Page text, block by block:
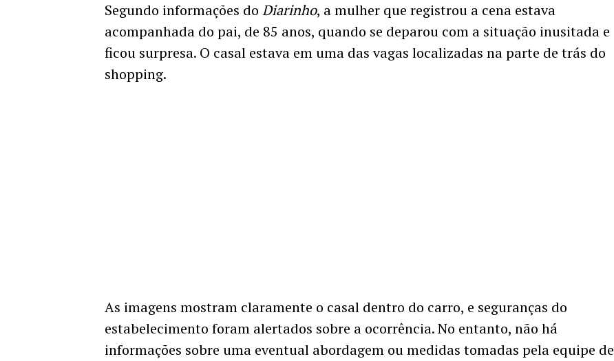
Segundo informações do Diarinho, a mulher que registrou a cena estava
acompanhada do pai, de 85 anos, quando se deparou com a situação inusitada e
ficou surpresa. O casal estava em uma das vagas localizadas na parte de trás do
shopping.
As imagens mostram claramente o casal dentro do carro, e seguranças do
estabelecimento foram alertados sobre a ocorrência. No entanto, não há
informações sobre uma eventual abordagem ou medidas tomadas pela equipe de